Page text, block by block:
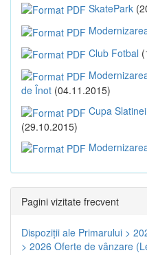
SkatePark
Club Fotbal
de Înot (04.11.2015)
Cupa
(29.10.2015)
Pagini vizitate frecvent
Dispoziţii ale Primarului >
> 2026 Oferte de vânzare